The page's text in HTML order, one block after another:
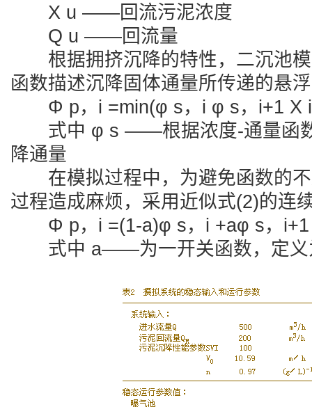
X u ——回流污泥浓度
Q u ——回流量
根据拥挤沉降的特性，二沉池
函数描述沉降固体通量所传递的悬
Φ p，i =min(φ s，i φ s，i+1 X i
式中 φ s ——根据浓度-通量函数
降通量
在模拟过程中，为避免函数的不
过程造成麻烦，采用近似式(2)的连
Φ p，i =(1-a)φ s，i +aφ s，i+1
式中 a——为一开关函数，定义